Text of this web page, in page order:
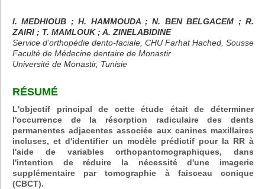
I. MEDHIOUB ; H. HAMMOUDA ; N. BEN BELGACEM ; R.
ZAIRI ; T. MAMLOUK ; A. ZINELABIDINE
Service d’orthopédie dento-faciale, CHU Farhat Hached, Sousse
Faculté de Médecine dentaire de Monastir
Université de Monastir, Tunisie
RÉSUMÉ
L'objectif principal de cette étude était de déterminer
l'occurrence de la résorption radiculaire des dents
permanentes adjacentes associée aux canines maxillaires
incluses, et d'identifier un modèle prédictif pour la RR à
l'aide de variables orthopantomographiques, dans
l'intention de réduire la nécessité d'une imagerie
supplémentaire par tomographie à faisceau conique
(CBCT).